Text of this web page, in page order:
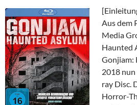
Aus dem
Media
Haunted
Gonjiam:
2018
ray Disc.
Horror-